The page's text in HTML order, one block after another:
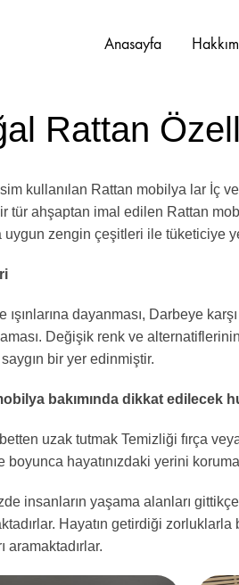
Oturma Grubu
Oturma Grubu
Anasayfa
Rattan
kullanılan Rattan mobilya lar İç
tür ahşaptan imal edilen Rattan
uygun zengin çeşitleri ile tüketiciye
ışınlarına dayanması, Darbeye
Değişik renk ve
bir yer edinmiştir.
bakımında dikkat edilecek
uzak tutmak Temizliği fırça
boyunca hayatınızdaki yerini
insanların yaşama alanları
Hayatın getirdiği
aramaktadırlar.